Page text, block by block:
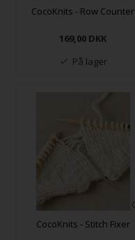
CocoKnits - Row Counter
169,00 DKK
På lager
CocoKnits - Stitch Fixer